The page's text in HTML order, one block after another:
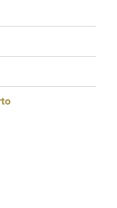
Pinot Nero
Brut
Meunier 40%